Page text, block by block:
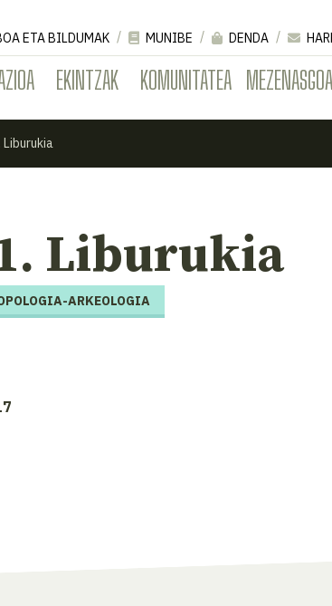
EKINTZAK KOMUNITATEA MEZENASGOA
ETA BILDUMAK MUNIBE DENDA
Liburukia
ARKEOLOGIA